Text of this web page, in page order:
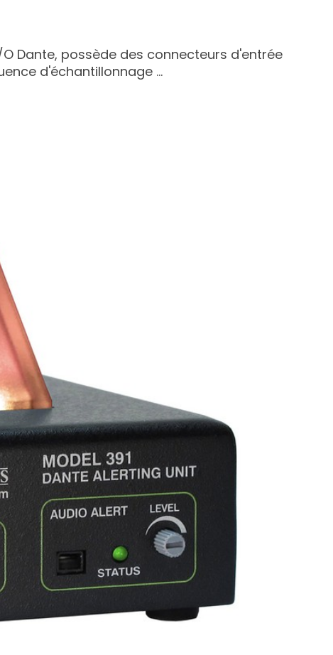
Dante, possède des connecteurs d'entrée
d'échantillonnage ...